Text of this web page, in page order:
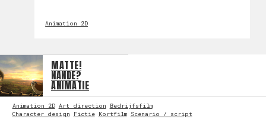
Animation 2D
MATTE!
NANDE?
ANIMATIE
Animation 2D Art direction
Bedrijfsfilm
Character design
Fictie Kortfilm Scenario / script